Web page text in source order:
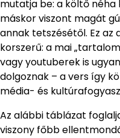
mutatja be: a költő néha
máskor viszont magát
annak tetszésétől. Ez az
korszerű: a mai
vagy youtuberek is
dolgoznak – a vers így
média- és
Az alábbi táblázat
viszony főbb